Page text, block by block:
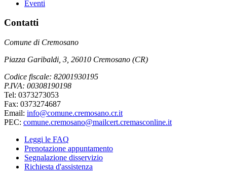
Eventi
Contatti
Comune di Cremosano
Piazza Garibaldi, 3, 26010 Cremosano (CR)
Codice fiscale: 82001930195
P.IVA: 00308190198
Tel: 0373273053
Fax: 0373274687
Email: info@comune.cremosano.cr.it
PEC: comune.cremosano@mailcert.cremasconline.it
Leggi le FAQ
Prenotazione appuntamento
Segnalazione disservizio
Richiesta d'assistenza